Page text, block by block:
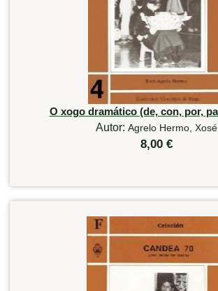
O xogo dramático (de, con, por,
Autor: Agrelo Hermo, Xosé
8,00 €